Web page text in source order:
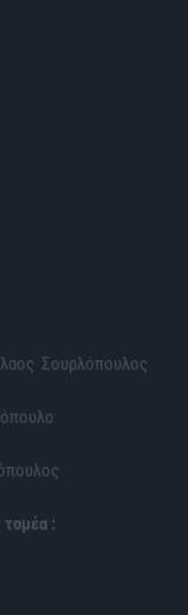
Σουρλόπουλος
τομέα :